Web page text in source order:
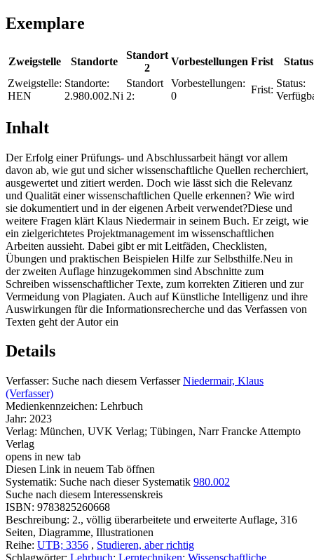
Exemplare
Zweigstelle Standorte
Standort
2
Vorbestellungen Frist
Status
Zweigstelle:
HEN
Standorte:
2.980.002.Ni
Standort
2:
Vorbestellungen:
0
Frist:
Status:
Inhalt
Der Erfolg einer Prüfungs- und Abschlussarbeit hängt vor allem
davon ab, wie gut und sicher wissenschaftliche Quellen recherchiert,
ausgewertet und zitiert werden. Doch wie lässt sich die Relevanz
und Qualität einer wissenschaftlichen Quelle erkennen? Wie wird
sie dokumentiert und in der eigenen Arbeit verwendet?Diese und
weitere Fragen klärt Klaus Niedermair in seinem Buch. Er zeigt, wie
ein zielgerichtetes Projektmanagement im wissenschaftlichen
Arbeiten aussieht. Dabei gibt er mit Leitfäden, Checklisten,
Übungen und praktischen Beispielen Hilfe zur Selbsthilfe.Neu in
der zweiten Auflage hinzugekommen sind Abschnitte zum
Schreiben wissenschaftlicher Texte, zum korrekten Zitieren und zur
Vermeidung von Plagiaten. Auch auf Künstliche Intelligenz und ihre
Auswirkungen für die Informationsrecherche und das Verfassen von
Texten geht der Autor ein
Details
Verfasser: Suche nach diesem Verfasser Niedermair, Klaus
(Verfasser)
Medienkennzeichen: Lehrbuch
Jahr: 2023
Verlag: München, UVK Verlag; Tübingen, Narr Francke Attempto
Verlag
opens in new tab
Diesen Link in neuem Tab öffnen
Systematik: Suche nach dieser Systematik 980.002
Suche nach diesem Interessenskreis
ISBN: 9783825260668
Beschreibung: 2., völlig überarbeitete und erweiterte Auflage, 316
Seiten, Diagramme, Illustrationen
Reihe: UTB; 3356 , Studieren, aber richtig